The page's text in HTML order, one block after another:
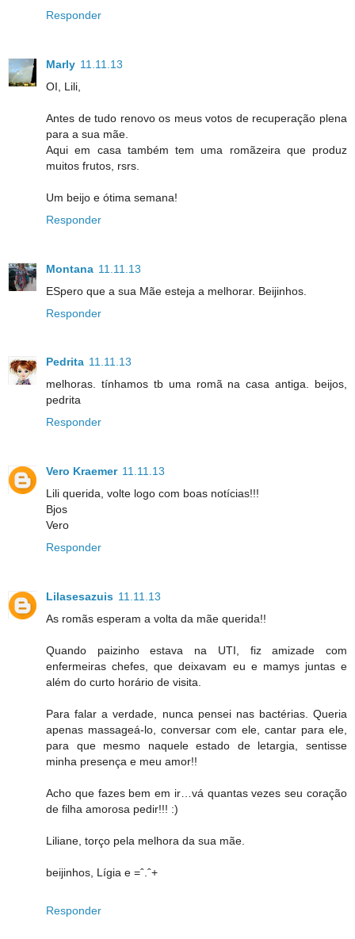
Responder
Marly 11.11.13
OI, Lili,
Antes de tudo renovo os meus votos de recuperação plena
para a sua mãe.
Aqui em casa também tem uma romãzeira que produz
muitos frutos, rsrs.
Um beijo e ótima semana!
Responder
Montana 11.11.13
ESpero que a sua Mãe esteja a melhorar. Beijinhos.
Responder
Pedrita 11.11.13
melhoras. tínhamos tb uma romã na casa antiga. beijos,
pedrita
Responder
Vero Kraemer 11.11.13
Lili querida, volte logo com boas notícias!!!
Bjos
Vero
Responder
Lilasesazuis 11.11.13
As romãs esperam a volta da mãe querida!!
Quando paizinho estava na UTI, fiz amizade com
enfermeiras chefes, que deixavam eu e mamys juntas e
além do curto horário de visita.
Para falar a verdade, nunca pensei nas bactérias. Queria
apenas massageá-lo, conversar com ele, cantar para ele,
para que mesmo naquele estado de letargia, sentisse
minha presença e meu amor!!
Acho que fazes bem em ir…vá quantas vezes seu coração
de filha amorosa pedir!!! :)
Liliane, torço pela melhora da sua mãe.
beijinhos, Lígia e =ˆ.ˆ+
Responder